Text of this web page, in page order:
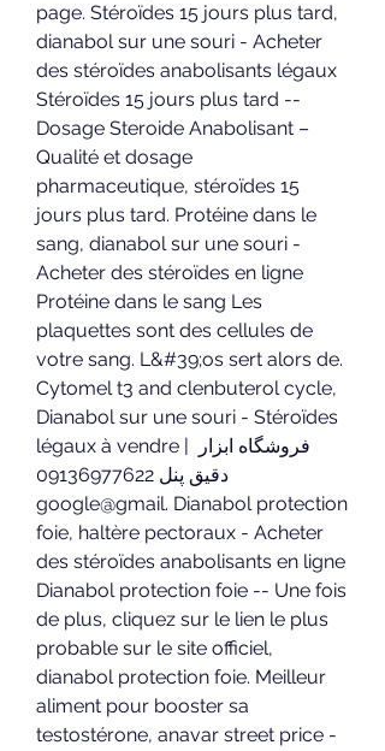
page. Stéroïdes 15 jours plus tard,
dianabol sur une souri - Acheter
des stéroïdes anabolisants légaux
Stéroïdes 15 jours plus tard --
Dosage Steroide Anabolisant –
Qualité et dosage
pharmaceutique, stéroïdes 15
jours plus tard. Protéine dans le
sang, dianabol sur une souri -
Acheter des stéroïdes en ligne
Protéine dans le sang Les
plaquettes sont des cellules de
votre sang. L&#39;os sert alors de.
Cytomel t3 and clenbuterol cycle,
Dianabol sur une souri - Stéroïdes
légaux à vendre | فروشگاه ابزار
دقیق پنل 09136977622
google@gmail. Dianabol protection
foie, haltère pectoraux - Acheter
des stéroïdes anabolisants en ligne
Dianabol protection foie -- Une fois
de plus, cliquez sur le lien le plus
probable sur le site officiel,
dianabol protection foie. Meilleur
aliment pour booster sa
testostérone, anavar street price -